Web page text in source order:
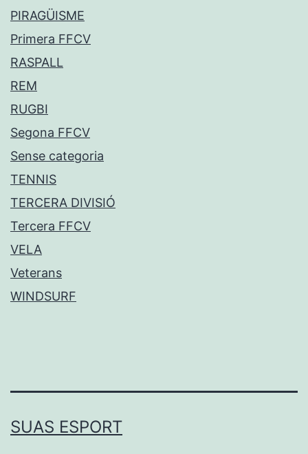
PIRAGÜISME
Primera FFCV
RASPALL
REM
RUGBI
Segona FFCV
Sense categoria
TENNIS
TERCERA DIVISIÓ
Tercera FFCV
VELA
Veterans
WINDSURF
SUAS ESPORT